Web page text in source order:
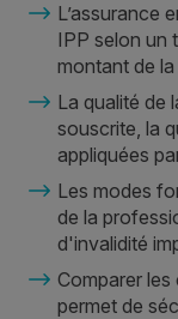
L’assurance
IPP selon un
montant de
La qualité de
souscrite, la
appliquées
Les modes
de la
d'invalidité
Comparer
permet de